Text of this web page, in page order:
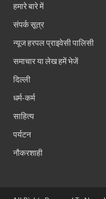
हमारे बारे में
संपर्क सूत्र
न्यूज हरपल प्राइवेसी पालिसी
समाचार या लेख हमें भेजें
दिल्ली
धर्म-कर्म
साहित्य
पर्यटन
नौकरशाही